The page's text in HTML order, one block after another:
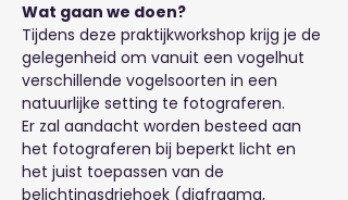
Wat gaan we doen?
Tijdens deze praktijkworkshop krijg je de
gelegenheid om vanuit een vogelhut
verschillende vogelsoorten in een
natuurlijke setting te fotograferen.
Er zal aandacht worden besteed aan
het fotograferen bij beperkt licht en
het juist toepassen van de
belichtingsdriehoek (diafragma,